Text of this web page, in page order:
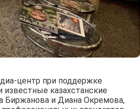
центр при поддержке
казахстанские
Биржанова и Диана Окремова,